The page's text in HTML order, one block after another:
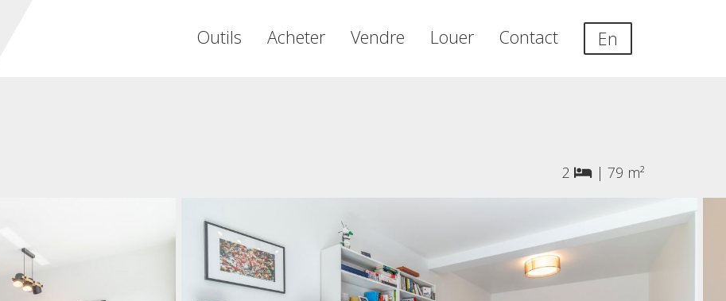
Outils Acheter Vendre Louer Contact En
2 | 79 m²